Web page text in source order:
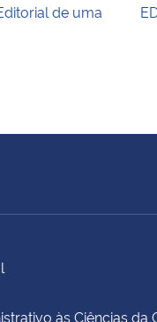
de uma
às Ciências da